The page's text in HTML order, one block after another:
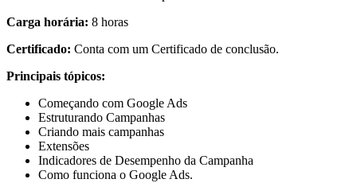
Carga horária: 8 horas
Certificado: Conta com um Certificado de conclusão.
Principais tópicos:
Começando com Google Ads
Estruturando Campanhas
Criando mais campanhas
Extensões
Indicadores de Desempenho da Campanha
Como funciona o Google Ads.